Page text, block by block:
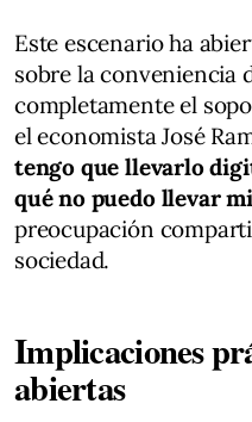
Este escenario ha
sobre la conveniencia
completamente el
el economista José
tengo que llevarlo
qué no puedo llevar
preocupación
sociedad.
Implicaciones
abiertas